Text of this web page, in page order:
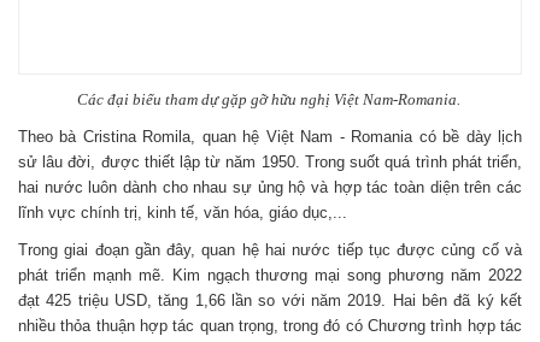
Các đại biểu tham dự gặp gỡ hữu nghị Việt Nam-Romania.
Theo bà Cristina Romila, quan hệ Việt Nam - Romania có bề dày lịch
sử lâu đời, được thiết lập từ năm 1950. Trong suốt quá trình phát triển,
hai nước luôn dành cho nhau sự ủng hộ và hợp tác toàn diện trên các
lĩnh vực chính trị, kinh tế, văn hóa, giáo dục,...
Trong giai đoạn gần đây, quan hệ hai nước tiếp tục được củng cố và
phát triển mạnh mẽ. Kim ngạch thương mại song phương năm 2022
đạt 425 triệu USD, tăng 1,66 lần so với năm 2019. Hai bên đã ký kết
nhiều thỏa thuận hợp tác quan trọng, trong đó có Chương trình hợp tác